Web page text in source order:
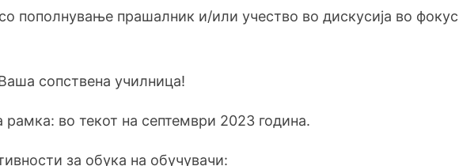
пополнување прашалник и/или учество во дискусија во фокус
сопствена училница!
рамка: во текот на септември 2023 година.
за обука на обучувачи: